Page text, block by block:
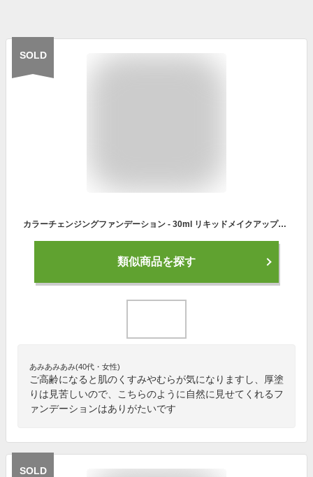
SOLD
カラーチェンジングファンデーション - 30ml リキッドメイクアップベース |リキッド ナチュラル フェイス プライマー & ベース メイクアップ |持続性の高い女性用ファンデーション、母親、妻、高齢者肌のメイクアップツールに最適
類似商品を探す
あみあみあみ(40代・女性)
ご高齢になると肌のくすみやむらが気になりますし、厚塗
りは見苦しいので、こちらのように自然に見せてくれるフ
ァンデーションはありがたいです
SOLD